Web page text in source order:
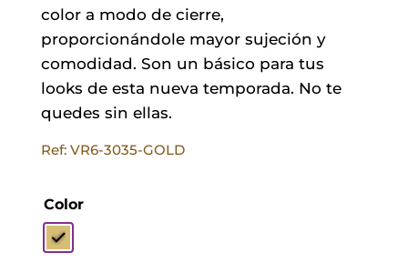
color a modo de cierre,
proporcionándole mayor sujeción y
comodidad. Son un básico para tus
looks de esta nueva temporada. No te
quedes sin ellas.
Ref: VR6-3035-GOLD
Color